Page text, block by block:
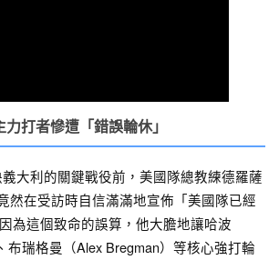
打者慘遭「錯誤輪休」
大利的關鍵戰役前，美國隊總教練德羅薩
然在受訪時自信滿滿地宣佈「美國隊已經
為這個致命的誤算，他大膽地讓哈波
布瑞格曼（Alex Bregman）等核心強打輪